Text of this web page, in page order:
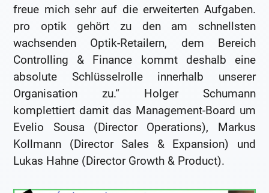
freue mich sehr auf die erweiterten Aufgaben.
pro optik gehört zu den am schnellsten
wachsenden Optik-Retailern, dem Bereich
Controlling & Finance kommt deshalb eine
absolute Schlüsselrolle innerhalb unserer
Organisation zu.“ Holger Schumann
komplettiert damit das Management-Board um
Evelio Sousa (Director Operations), Markus
Kollmann (Director Sales & Expansion) und
Lukas Hahne (Director Growth & Product).